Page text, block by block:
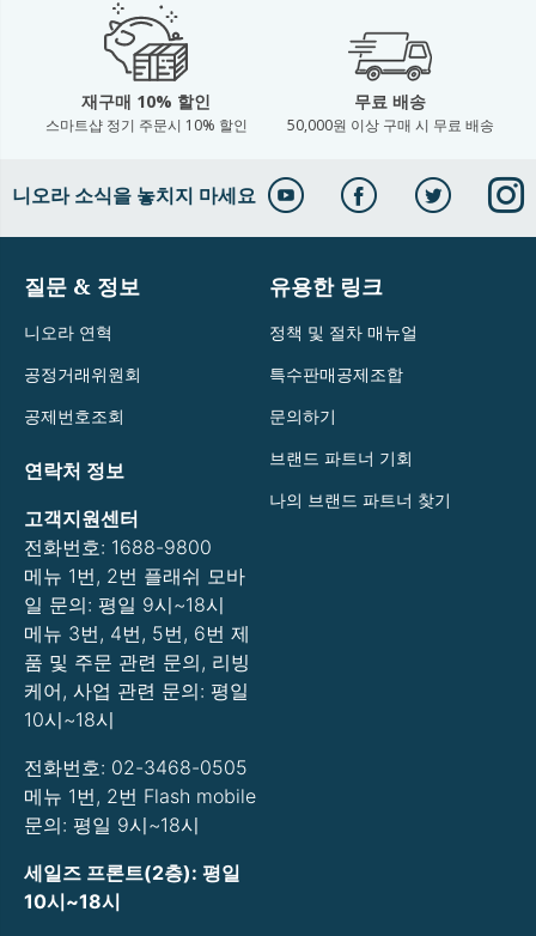
재구매 10% 할인
스마트샵 정기 주문시 10% 할인
무료 배송
50,000원 이상 구매 시 무료 배송
니오라 소식을 놓치지 마세요
질문 & 정보
니오라 연혁
공정거래위원회
공제번호조회
연락처 정보
고객지원센터
전화번호: 1688-9800
메뉴 1번, 2번 플래쉬 모바
일 문의: 평일 9시~18시
메뉴 3번, 4번, 5번, 6번 제
품 및 주문 관련 문의, 리빙
케어, 사업 관련 문의: 평일
10시~18시
전화번호: 02-3468-0505
메뉴 1번, 2번 Flash mobile
문의: 평일 9시~18시
세일즈 프론트(2층): 평일
10시~18시
유용한 링크
정책 및 절차 매뉴얼
특수판매공제조합
문의하기
브랜드 파트너 기회
나의 브랜드 파트너 찾기